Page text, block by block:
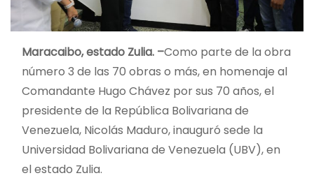
Maracaibo, estado Zulia. –Como parte de la obra
número 3 de las 70 obras o más, en homenaje al
Comandante Hugo Chávez por sus 70 años, el
presidente de la República Bolivariana de
Venezuela, Nicolás Maduro, inauguró sede la
Universidad Bolivariana de Venezuela (UBV), en
el estado Zulia.